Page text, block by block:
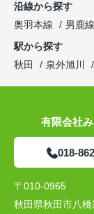
沿線から探す
奥羽本線
男鹿線
駅から探す
秋田
泉外旭川
有限会社
018-
〒010-0965
秋田県秋田市八